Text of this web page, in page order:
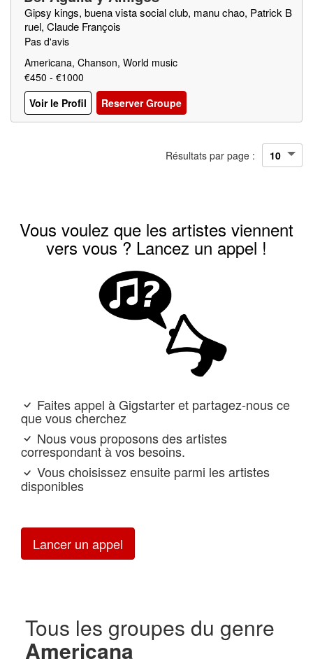
Gipsy kings, buena vista social club, manu chao, Patrick B
ruel, Claude François
Pas d'avis
Americana, Chanson, World music
€450 - €1000
Voir le Profil
Reserver Groupe
Résultats par page :
Vous voulez que les artistes viennent
vers vous ? Lancez un appel !
Faites appel à Gigstarter et partagez-nous ce
que vous cherchez
Nous vous proposons des artistes
correspondant à vos besoins.
Vous choisissez ensuite parmi les artistes
disponibles
Lancer un appel
Tous les groupes du genre
Americana